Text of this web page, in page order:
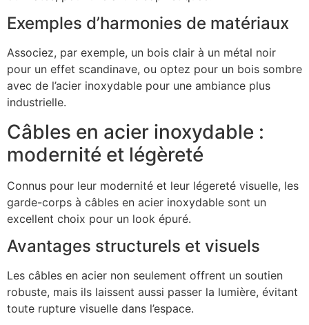
Exemples d’harmonies de matériaux
Associez, par exemple, un bois clair à un métal noir
pour un effet scandinave, ou optez pour un bois sombre
avec de l’acier inoxydable pour une ambiance plus
industrielle.
Câbles en acier inoxydable :
modernité et légèreté
Connus pour leur modernité et leur légereté visuelle, les
garde-corps à câbles en acier inoxydable sont un
excellent choix pour un look épuré.
Avantages structurels et visuels
Les câbles en acier non seulement offrent un soutien
robuste, mais ils laissent aussi passer la lumière, évitant
toute rupture visuelle dans l’espace.